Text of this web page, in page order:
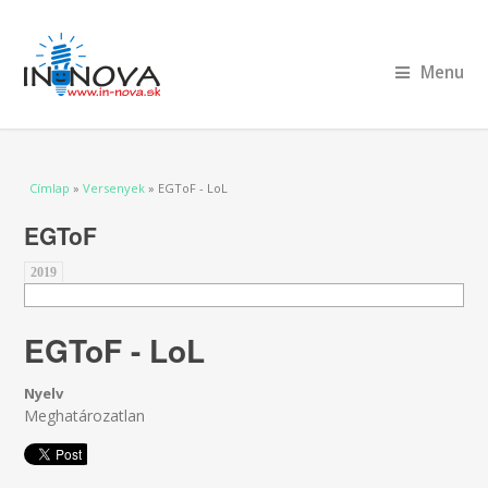
Menu
Jelenlegi hely
Címlap »Versenyek » EGToF - LoL
EGToF
2019
EGToF - LoL
Nyelv
Meghatározatlan